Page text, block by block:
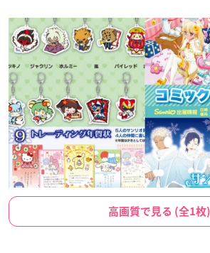
高画質で見る (全1枚)